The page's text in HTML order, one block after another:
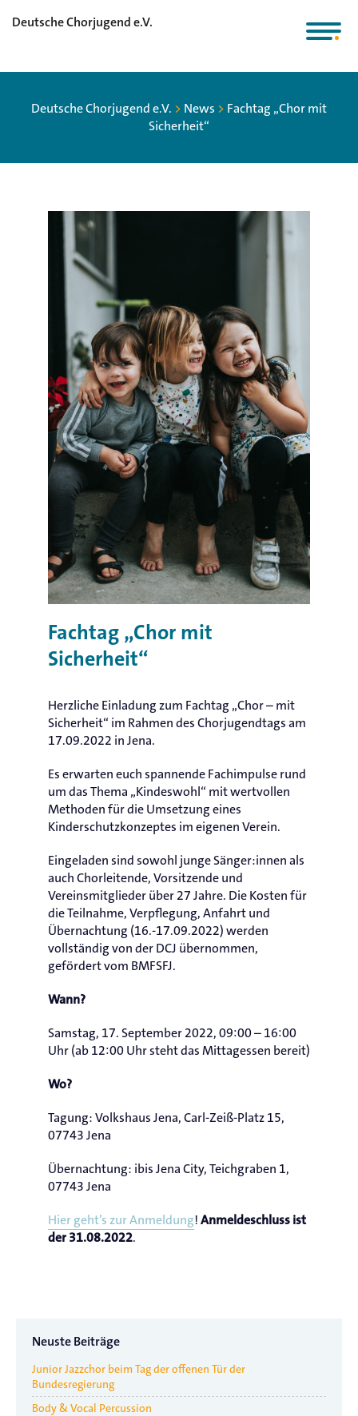
Deutsche Chorjugend e.V.
Deutsche Chorjugend e.V. > News > Fachtag „Chor mit
Sicherheit“
Fachtag „Chor mit
Sicherheit“
Herzliche Einladung zum Fachtag „Chor – mit
Sicherheit“ im Rahmen des Chorjugendtags am
17.09.2022 in Jena.
Es erwarten euch spannende Fachimpulse rund
um das Thema „Kindeswohl“ mit wertvollen
Methoden für die Umsetzung eines
Kinderschutzkonzeptes im eigenen Verein.
Eingeladen sind sowohl junge Sänger:innen als
auch Chorleitende, Vorsitzende und
Vereinsmitglieder über 27 Jahre. Die Kosten für
die Teilnahme, Verpflegung, Anfahrt und
Übernachtung (16.-17.09.2022) werden
vollständig von der DCJ übernommen,
gefördert vom BMFSFJ.
Wann?
Samstag, 17. September 2022, 09:00 – 16:00
Uhr (ab 12:00 Uhr steht das Mittagessen bereit)
Wo?
Tagung: Volkshaus Jena, Carl-Zeiß-Platz 15,
07743 Jena
Übernachtung: ibis Jena City, Teichgraben 1,
07743 Jena
Hier geht’s zur Anmeldung! Anmeldeschluss ist
der 31.08.2022.
Neuste Beiträge
Junior Jazzchor beim Tag der offenen Tür der
Bundesregierung
Body & Vocal Percussion